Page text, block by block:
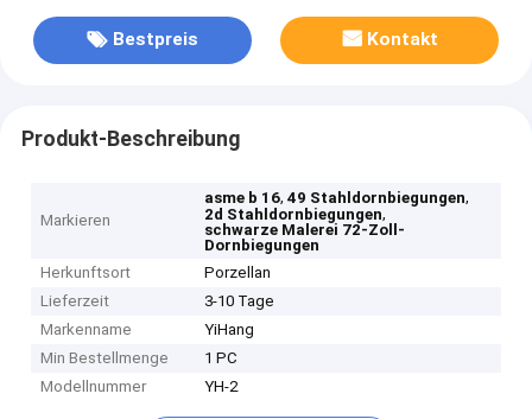
Bestpreis Kontakt
Produkt-Beschreibung
Markieren
asme b 16,49 Stahldornbiegungen,
2d Stahldornbiegungen,
schwarze Malerei 72-Zoll-
Dornbiegungen
Herkunftsort
Porzellan
Lieferzeit
3-10 Tage
Markenname
YiHang
Min Bestellmenge
1 PC
Modellnummer
YH-2